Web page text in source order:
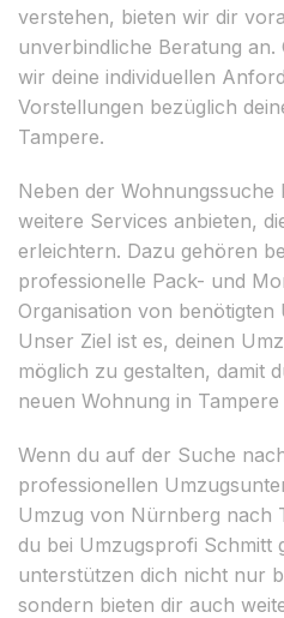
verstehen, bieten wir dir
unverbindliche Beratung an.
wir deine individuellen
Vorstellungen bezüglich
Tampere.
Neben der
weitere Services anbieten,
erleichtern. Dazu gehören
professionelle Pack- und
Organisation von benötigten
Unser Ziel ist es, deinen
möglich zu gestalten, damit
neuen Wohnung in
Wenn du auf der Suche
professionellen
Umzug von Nürnberg nach
du bei Umzugsprofi Schmitt
unterstützen dich nicht nur
sondern bieten dir auch